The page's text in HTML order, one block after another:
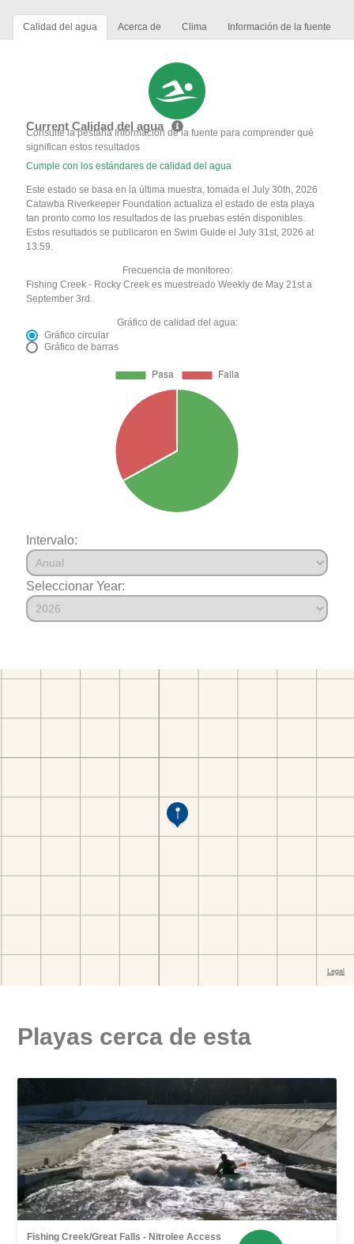
Calidad del agua Acerca de Clima Información de la fuente
Current Calidad del agua
Consulte la pestaña Información de la fuente para comprender qué
significan estos resultados
Cumple con los estándares de calidad del agua
Este estado se basa en la última muestra, tomada el July 30th, 2026
Catawba Riverkeeper Foundation actualiza el estado de esta playa
tan pronto como los resultados de las pruebas estén disponibles.
Estos resultados se publicaron en Swim Guide el July 31st, 2026 at
13:59.
Frecuencia de monitoreo:
Fishing Creek - Rocky Creek es muestreado Weekly de May 21st a
September 3rd.
Gráfico de calidad del agua:
Gráfico circular
Gráfico de barras
Intervalo:
Seleccionar Year:
Playas cerca de esta
Fishing Creek/Great Falls - Nitrolee Access